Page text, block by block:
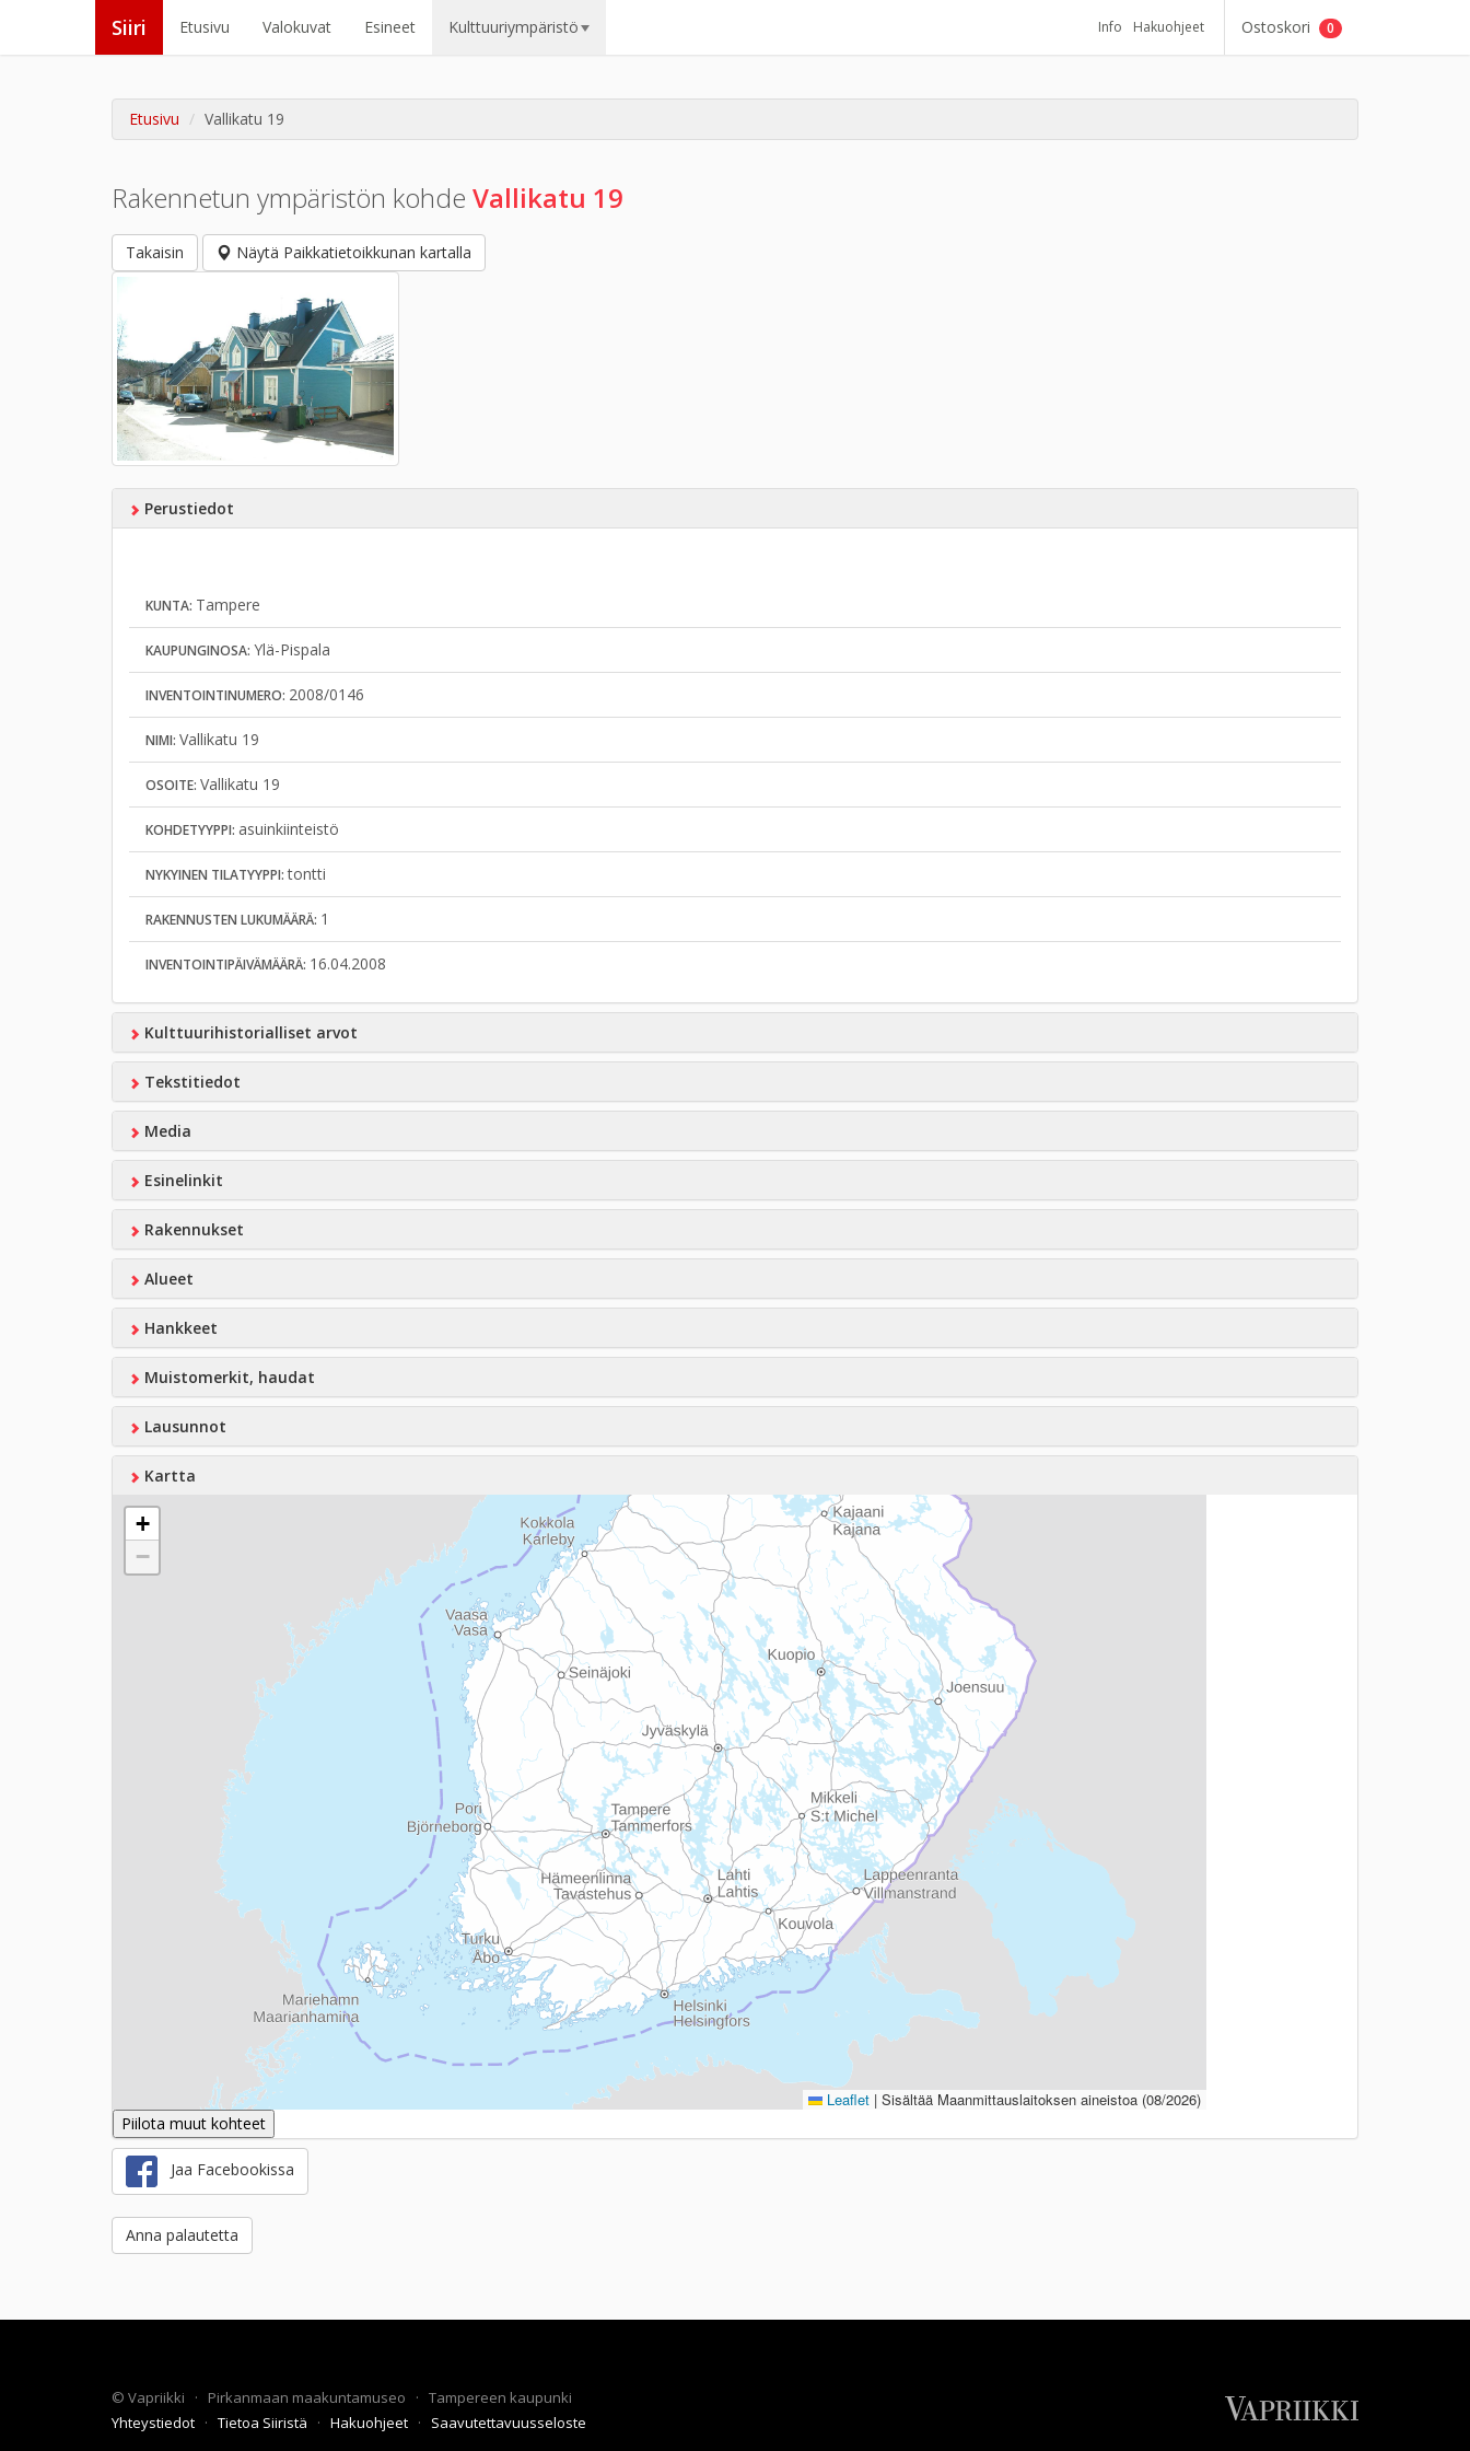
Siiri Etusivu Valokuvat Esineet Kulttuuriympäristö Info Hakuohjeet Ostoskori 0
Etusivu Vallikatu 19
Rakennetun ympäristön kohde Vallikatu 19
Takaisin Näytä Paikkatietoikkunan kartalla
Perustiedot
KUNTA: Tampere
KAUPUNGINOSA: Ylä-Pispala
INVENTOINTINUMERO: 2008/0146
NIMI: Vallikatu 19
OSOITE: Vallikatu 19
KOHDETYYPPI: asuinkiinteistö
NYKYINEN TILATYYPPI:tontti
RAKENNUSTEN LUKUMÄÄRÄ: 1
INVENTOINTIPÄIVÄMÄÄRÄ: 16.04.2008
Kulttuurihistorialliset arvot
Tekstitiedot
Media
Esinelinkit
Rakennukset
Alueet
Hankkeet
Muistomerkit, haudat
Lausunnot
Kartta
+
−
Leaflet | Sisältää Maanmittauslaitoksen aineistoa (08/2026)
Piilota muut kohteet
Jaa Facebookissa
Anna palautetta
© Vapriikki · Pirkanmaan maakuntamuseo · Tampereen kaupunki
Yhteystiedot · Tietoa Siiristä · Hakuohjeet · Saavutettavuusseloste